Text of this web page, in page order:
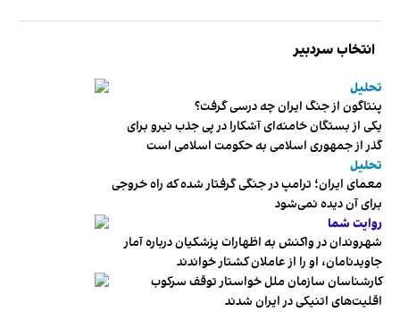
انتخاب سردبیر
تحلیل
پنتاگون از جنگ ایران چه درسی گرفت؟
یکی از بستگان خامنه‌ای آشکارا در پی جذب نیرو برای
گذر از جمهوری اسلامی به حکومت اسلامی است
تحلیل
معمای ایران؛ ترامپ در جنگی گرفتار شده که راه خروجی
برای آن دیده نمی‌شود
روایت شما
شهروندان در واکنش به اظهارات پزشکیان درباره آمار
جاویدنامان، او را از عاملان کشتار خواندند
کارشناسان سازمان ملل خواستار توقف سرکوب
اقلیت‌های اتنیکی در ایران شدند